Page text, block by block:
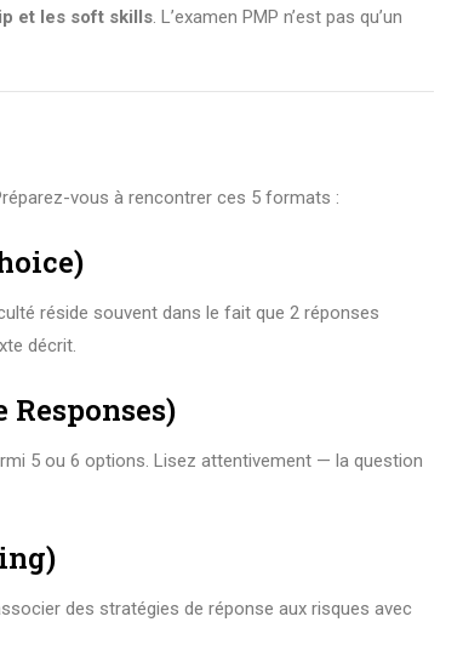
et les soft skills. L’examen PMP n’est pas qu’un
vous à rencontrer ces 5 formats :
réside souvent dans le fait que 2 réponses
décrit.
5 ou 6 options. Lisez attentivement — la question
des stratégies de réponse aux risques avec